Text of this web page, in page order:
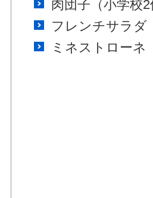
肉団子（小学校2
フレンチサラダ
ミネストローネ